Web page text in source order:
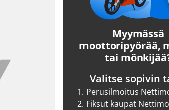
Myymässä
moottoripyörää,
tai
Valitse sopivin
1. Perusilmoitus
2. Fiksut kaupat